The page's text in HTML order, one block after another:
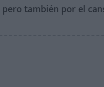
también por el